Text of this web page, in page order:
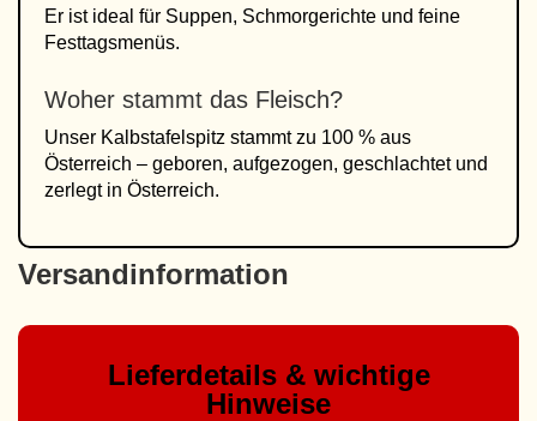
Er ist ideal für Suppen, Schmorgerichte und feine
Festtagsmenüs.
Woher stammt das Fleisch?
Unser Kalbstafelspitz stammt zu 100 % aus
Österreich – geboren, aufgezogen, geschlachtet und
zerlegt in Österreich.
Versandinformation
Lieferdetails & wichtige
Hinweise